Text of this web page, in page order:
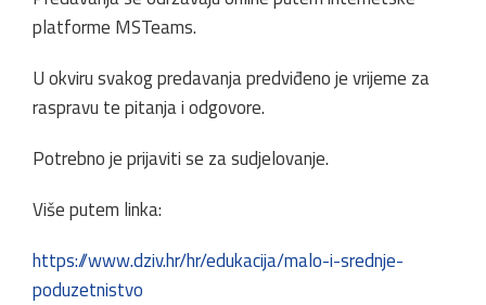
platforme MSTeams.
U okviru svakog predavanja predviđeno je vrijeme za
raspravu te pitanja i odgovore.
Potrebno je prijaviti se za sudjelovanje.
Više putem linka:
https://www.dziv.hr/hr/edukacija/malo-i-srednje-
poduzetnistvo